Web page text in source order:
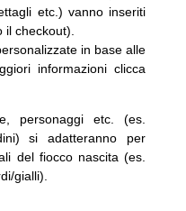
etc.) vanno inseriti
il checkout).
in base alle
informazioni clicca
personaggi etc. (es.
si adatteranno per
del fiocco nascita (es.
gialli).